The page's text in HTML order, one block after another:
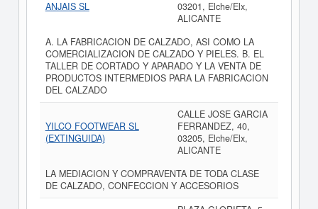
ANJAIS SL
03201, Elche/Elx,
ALICANTE
A. LA FABRICACION DE CALZADO, ASI COMO LA
COMERCIALIZACION DE CALZADO Y PIELES. B. EL
TALLER DE CORTADO Y APARADO Y LA VENTA DE
PRODUCTOS INTERMEDIOS PARA LA FABRICACION
DEL CALZADO
YILCO FOOTWEAR SL
(EXTINGUIDA)
CALLE JOSE GARCIA
FERRANDEZ, 40,
03205, Elche/Elx,
ALICANTE
LA MEDIACION Y COMPRAVENTA DE TODA CLASE
DE CALZADO, CONFECCION Y ACCESORIOS